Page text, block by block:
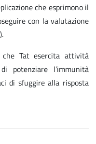
che esprimono il
con la valutazione
Tat esercita attività
potenziare l’immunità
di sfuggire alla risposta